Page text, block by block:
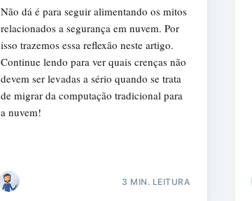
Não dá é para seguir alimentando os mitos
relacionados a segurança em nuvem. Por
isso trazemos essa reflexão neste artigo.
Continue lendo para ver quais crenças não
devem ser levadas a sério quando se trata
de migrar da computação tradicional para
a nuvem!
3 MIN. LEITURA